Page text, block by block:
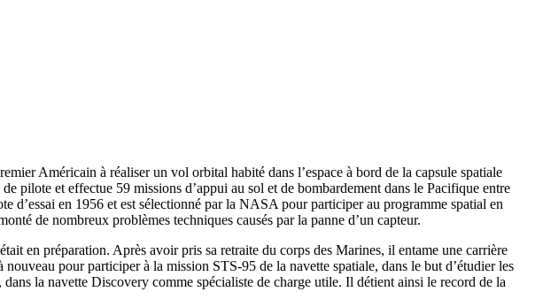
Américain à réaliser un vol orbital habité dans l’espace à bord de la capsule spatiale
et effectue 59 missions d’appui au sol et de bombardement dans le Pacifique entre
en 1956 et est sélectionné par la NASA pour participer au programme spatial en
de nombreux problèmes techniques causés par la panne d’un capteur.
en préparation. Après avoir pris sa retraite du corps des Marines, il entame une carrière
pour participer à la mission STS-95 de la navette spatiale, dans le but d’étudier les
la navette Discovery comme spécialiste de charge utile. Il détient ainsi le record de la